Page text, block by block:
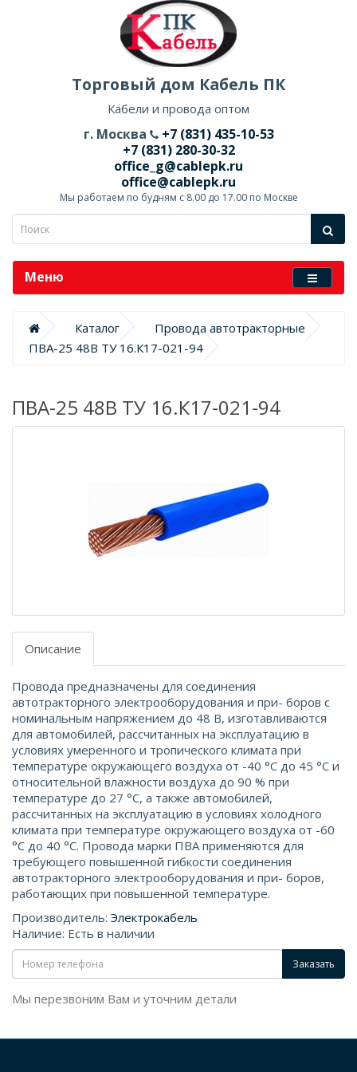
Торговый дом Кабель ПК
Кабели и провода оптом
г. Москва
+7 (831) 435-10-53
+7 (831) 280-30-32
office_g@cablepk.ru
office@cablepk.ru
Мы работаем по будням с 8.00 до 17.00 по Москве
Меню
Каталог
Провода автотракторные
ПВА-25 48В ТУ 16.К17-021-94
ПВА-25 48В ТУ 16.К17-021-94
Описание
Провода предназначены для соединения
автотракторного электрооборудования и при- боров с
номинальным напряжением до 48 В, изготавливаются
для автомобилей, рассчитанных на эксплуатацию в
условиях умеренного и тропического климата при
температуре окружающего воздуха от -40 °С до 45 °С и
относительной влажности воздуха до 90 % при
температуре до 27 °С, а также автомобилей,
рассчитанных на эксплуатацию в условиях холодного
климата при температуре окружающего воздуха от -60
°С до 40 °С. Провода марки ПВА применяются для
требующего повышенной гибкости соединения
автотракторного электрооборудования и при- боров,
работающих при повышенной температуре.
Производитель: Электрокабель
Наличие: Есть в наличии
Заказать
Мы перезвоним Вам и уточним детали